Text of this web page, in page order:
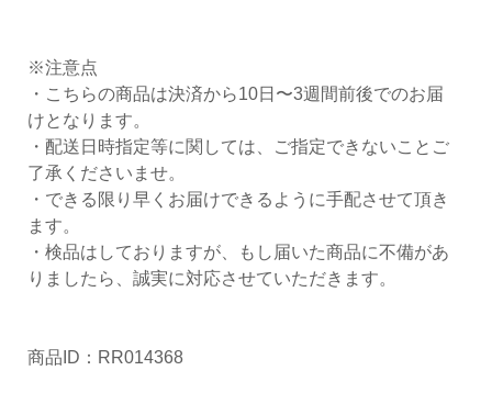
※注意点
・こちらの商品は決済から10日〜3週間前後でのお届
けとなります。
・配送日時指定等に関しては、ご指定できないことご
了承くださいませ。
・できる限り早くお届けできるように手配させて頂き
ます。
・検品はしておりますが、もし届いた商品に不備があ
りましたら、誠実に対応させていただきます。
商品ID：RR014368